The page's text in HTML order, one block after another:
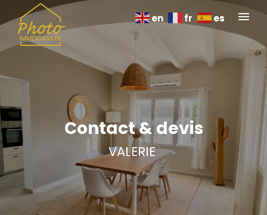
en fr es
Contact & devis
VALERIE